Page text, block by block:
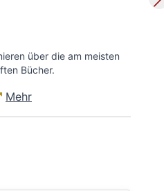
über die am meisten
Bücher.
Mehr